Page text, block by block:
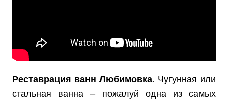
Реставрация ванн Любимовка. Чугунная или
стальная ванна – пожалуй одна из самых